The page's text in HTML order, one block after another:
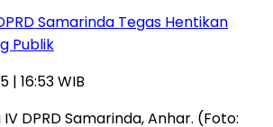
Samarinda Tegas Hentikan
Publik
| 16:53 WIB